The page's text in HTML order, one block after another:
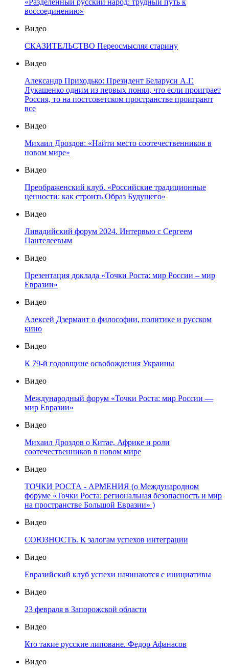
«Разделенный русский народ: трудный путь к
воссоединению»
Видео
СКАЗИТЕЛЬСТВО Переосмысляя старину
Видео
Александр Приходько: Президент Беларуси А.Г.
Лукашенко одним из первых понял, что если проиграет
Россия, то на постсоветском пространстве проиграют
все
Видео
Михаил Дроздов: «Найти место соотечественников в
новом мире»
Видео
Преображенский клуб. «Российские традиционные
ценности: как строить Образ Будущего»
Видео
Ливадийский форум 2024. Интервью с Сергеем
Пантелеевым
Видео
Презентация доклада «Точки Роста: мир России – мир
Евразии»
Видео
Алексей Дзермант о философии, политике и русском
кино
Видео
К 79-й годовщине освобождения Украины
Видео
Международный форум «Точки Роста: мир России —
мир Евразии»
Видео
Михаил Дроздов о Китае, Африке и роли
соотечественников в новом мире
Видео
ТОЧКИ РОСТА - АРМЕНИЯ (о Международном
форуме «Точки Роста: региональная безопасность и мир
на пространстве Большой Евразии» )
Видео
СОЮЗНОСТЬ. К залогам успехов интеграции
Видео
Евразийский клуб успехи начинаются с инициативы
Видео
23 февраля в Запорожской области
Видео
Кто такие русские липоване. Федор Афанасов
Видео